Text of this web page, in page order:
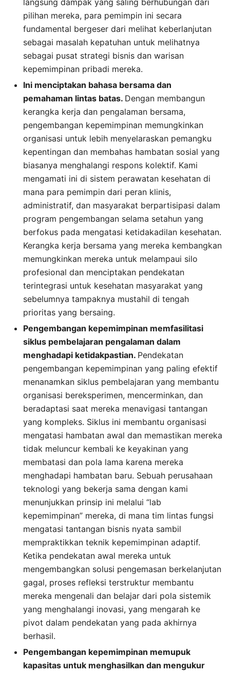
pilihan mereka, para pemimpin ini secara
fundamental bergeser dari melihat keberlanjutan
sebagai masalah kepatuhan untuk melihatnya
sebagai pusat strategi bisnis dan warisan
kepemimpinan pribadi mereka.
Ini menciptakan bahasa bersama dan
pemahaman lintas batas. Dengan membangun
kerangka kerja dan pengalaman bersama,
pengembangan kepemimpinan memungkinkan
organisasi untuk lebih menyelaraskan pemangku
kepentingan dan membahas hambatan sosial yang
biasanya menghalangi respons kolektif. Kami
mengamati ini di sistem perawatan kesehatan di
mana para pemimpin dari peran klinis,
administratif, dan masyarakat berpartisipasi dalam
program pengembangan selama setahun yang
berfokus pada mengatasi ketidakadilan kesehatan.
Kerangka kerja bersama yang mereka kembangkan
memungkinkan mereka untuk melampaui silo
profesional dan menciptakan pendekatan
terintegrasi untuk kesehatan masyarakat yang
sebelumnya tampaknya mustahil di tengah
prioritas yang bersaing.
Pengembangan kepemimpinan memfasilitasi
siklus pembelajaran pengalaman dalam
menghadapi ketidakpastian. Pendekatan
pengembangan kepemimpinan yang paling efektif
menanamkan siklus pembelajaran yang membantu
organisasi bereksperimen, mencerminkan, dan
beradaptasi saat mereka menavigasi tantangan
yang kompleks. Siklus ini membantu organisasi
mengatasi hambatan awal dan memastikan mereka
tidak meluncur kembali ke keyakinan yang
membatasi dan pola lama karena mereka
menghadapi hambatan baru. Sebuah perusahaan
teknologi yang bekerja sama dengan kami
menunjukkan prinsip ini melalui “lab
kepemimpinan” mereka, di mana tim lintas fungsi
mengatasi tantangan bisnis nyata sambil
mempraktikkan teknik kepemimpinan adaptif.
Ketika pendekatan awal mereka untuk
mengembangkan solusi pengemasan berkelanjutan
gagal, proses refleksi terstruktur membantu
mereka mengenali dan belajar dari pola sistemik
yang menghalangi inovasi, yang mengarah ke
pivot dalam pendekatan yang pada akhirnya
berhasil.
Pengembangan kepemimpinan memupuk
kapasitas untuk menghasilkan dan mengukur